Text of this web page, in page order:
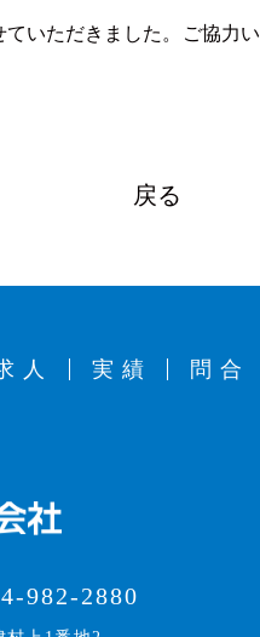
ていただきました。ご協力
戻る
人 実績 問合
982-2880